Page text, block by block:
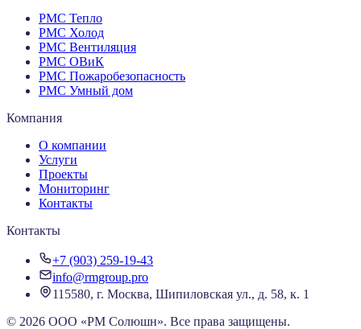
РМС Тепло
РМС Холод
РМС Вентиляция
РМС ОВиК
РМС Пожаробезопасность
РМС Умный дом
Компания
О компании
Услуги
Проекты
Мониторинг
Контакты
Контакты
+7 (903) 259-19-43
info@rmgroup.pro
115580, г. Москва, Шипиловская ул., д. 58, к. 1
© 2026 ООО «РМ Солюшн». Все права защищены.